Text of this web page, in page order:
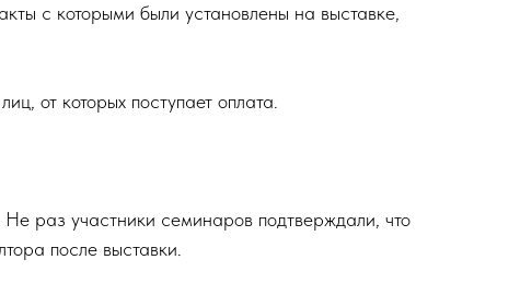
с которыми были установлены на выставке,
от которых поступает оплата.
раз участники семинаров подтверждали, что
после выставки.